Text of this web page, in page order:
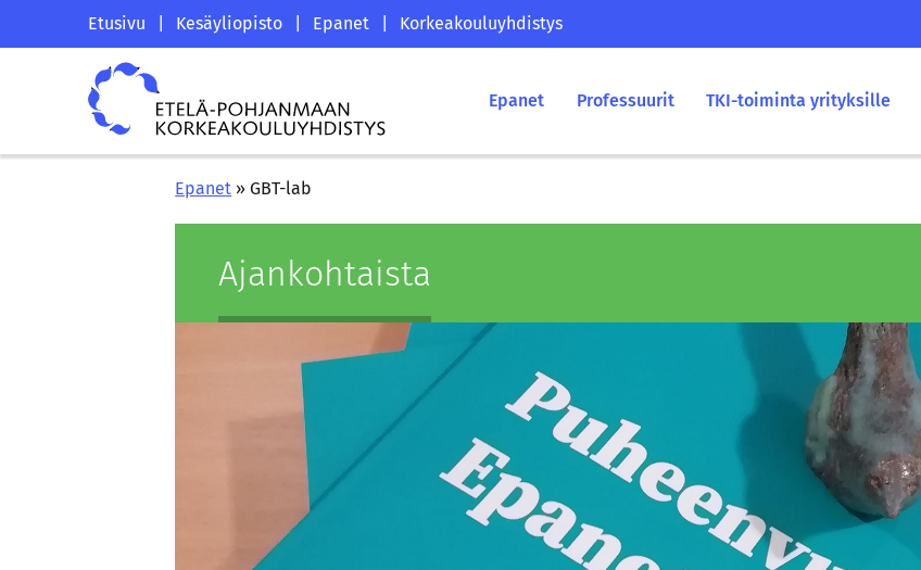
Etelä-
Pohjanmaan
korkeakouluyhdistyksen
saapumissivu
Etusivu Kesäyliopisto Epanet Korkeakouluyhdistys
Etelä-
Pohjanmaan
korkeakouluyhdistys
Epanet Professuurit TKI-toiminta yrityksille
Epanet »GBT-lab
Ajan­koh­tais­ta